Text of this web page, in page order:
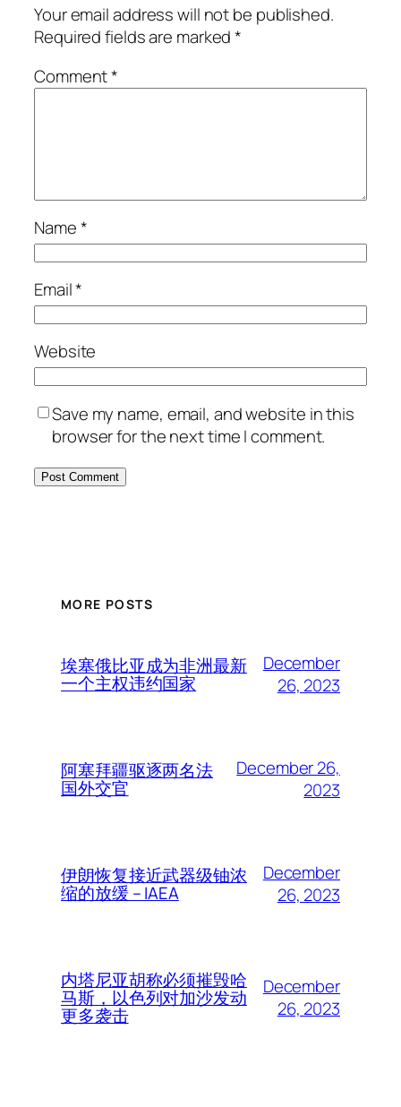
Your email address will not be published.
Required fields are marked*
Comment*
Name*
Email*
Website
Save my name, email, and website in this
browser for the next time I comment.
MORE POSTS
埃塞俄比亚成为非洲最新
一个主权违约国家
December
26, 2023
阿塞拜疆驱逐两名法
国外交官
December 26,
2023
伊朗恢复接近武器级铀浓
缩的放缓 – IAEA
December
26, 2023
内塔尼亚胡称必须摧毁哈
马斯，以色列对加沙发动
更多袭击
December
26, 2023